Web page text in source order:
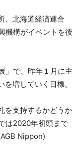
、北海道経済連合
機構がイベントを後
」で、昨年１月に主
増していく目標。
を支持するかどうか
は2020年初頭まで
Nippon)